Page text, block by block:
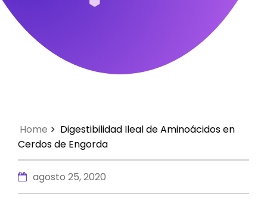
Home
Digestibilidad Ileal de Aminoácidos en
Cerdos de Engorda
agosto 25, 2020